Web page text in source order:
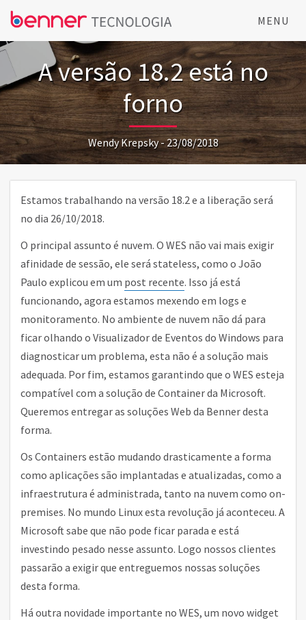
MENU
A versão 18.2 está no
forno
Wendy Krepsky - 23/08/2018
Estamos trabalhando na versão 18.2 e a liberação será
no dia 26/10/2018.
O principal assunto é nuvem. O WES não vai mais exigir
afinidade de sessão, ele será stateless, como o João
Paulo explicou em um post recente. Isso já está
funcionando, agora estamos mexendo em logs e
monitoramento. No ambiente de nuvem não dá para
ficar olhando o Visualizador de Eventos do Windows para
diagnosticar um problema, esta não é a solução mais
adequada. Por fim, estamos garantindo que o WES esteja
compatível com a solução de Container da Microsoft.
Queremos entregar as soluções Web da Benner desta
forma.
Os Containers estão mudando drasticamente a forma
como aplicações são implantadas e atualizadas, como a
infraestrutura é administrada, tanto na nuvem como on-
premises. No mundo Linux esta revolução já aconteceu. A
Microsoft sabe que não pode ficar parada e está
investindo pesado nesse assunto. Logo nossos clientes
passarão a exigir que entreguemos nossas soluções
desta forma.
Há outra novidade importante no WES, um novo widget